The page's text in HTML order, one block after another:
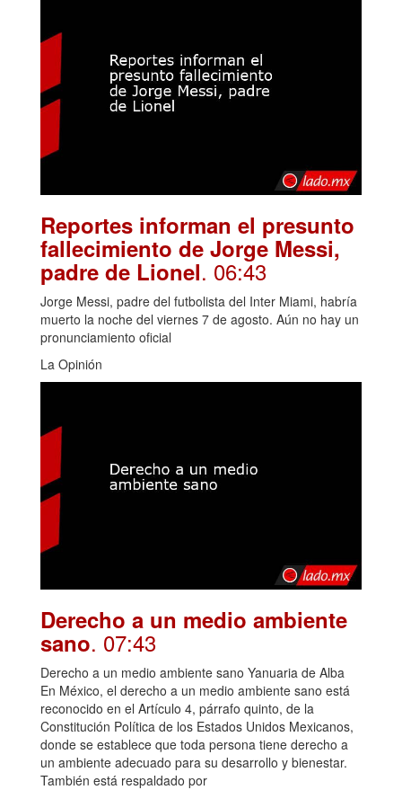
Reportes informan el presunto
fallecimiento de Jorge Messi,
padre de Lionel. 06:43
Jorge Messi, padre del futbolista del Inter Miami, habría
muerto la noche del viernes 7 de agosto. Aún no hay un
pronunciamiento oficial
La Opinión
Derecho a un medio ambiente
sano. 07:43
Derecho a un medio ambiente sano Yanuaria de Alba
En México, el derecho a un medio ambiente sano está
reconocido en el Artículo 4, párrafo quinto, de la
Constitución Política de los Estados Unidos Mexicanos,
donde se establece que toda persona tiene derecho a
un ambiente adecuado para su desarrollo y bienestar.
También está respaldado por